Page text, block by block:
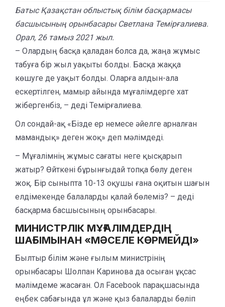
Батыс Қазақстан облыстық білім басқармасы
басшысының орынбасары Светлана Темірғалиева.
Орал, 26 тамыз 2021 жыл.
– Олардың басқа қаладан болса да, жаңа жұмыс
табуға бір жыл уақыты болды. Басқа жаққа
көшуге де уақыт болды. Оларға алдын-ала
ескертілген, мамыр айында мұғалімдерге хат
жібергенбіз, – деді Темірғалиева.
Ол сондай-ақ «Бізде ер немесе әйелге арналған
мамандық» деген жоқ» деп мәлімдеді.
– Мұғалімнің жұмыс сағаты неге қысқарып
жатыр? Өйткені бұрынғыдай топқа бөлу деген
жоқ. Бір сыныпта 10-13 оқушы ғана оқитын шағын
елдімекенде балаларды қалай бөлеміз? – деді
басқарма басшысының орынбасары.
МИНИСТРЛІК МҰҒАЛІМДЕРДІҢ
ШАҒЫМЫНАН «МӘСЕЛЕ КӨРМЕЙДІ»
Былтыр білім және ғылым министрінің
орынбасары Шолпан Каринова да осыған ұқсас
мәлімдеме жасаған. Ол Facebook парақшасында
еңбек сабағында ұл және қыз балаларды бөліп